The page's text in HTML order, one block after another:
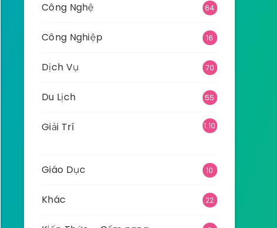
Công Nghệ 64
Công Nghiệp 16
Dịch Vụ 70
Du Lịch 55
Giải Trí
1.10
Giáo Dục 10
Khác 22